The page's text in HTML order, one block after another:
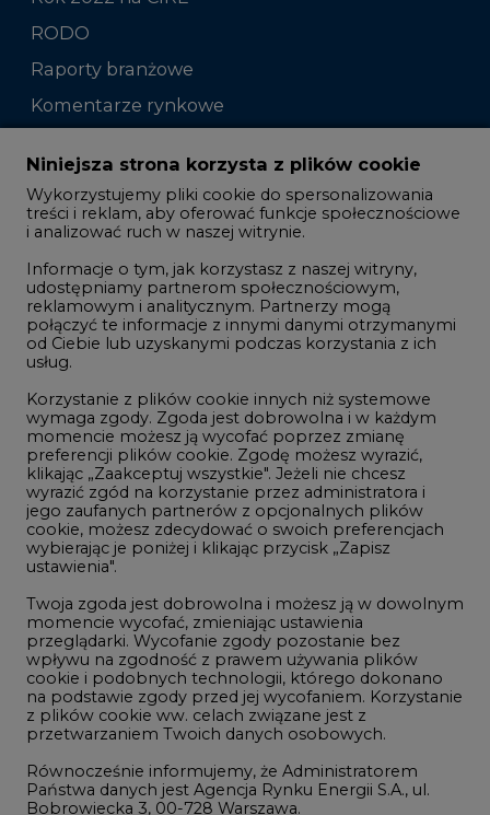
RODO
Raporty branżowe
Komentarze rynkowe
Zmiany kadrowe na rynku
Studio CIRE
Rozmowy o energetyce
Gospodarka
Geopolityka
LTE450
Innowacje i AI
Telekomunikacja i IT
Handel emisjami CO2
Wodór
Górnictwo
Atom
Fotowoltaika
Offshore wind
Zielone samorządy
Niniejsza strona korzysta z plików cookie
Wykorzystujemy pliki cookie do spersonalizowania
treści i reklam, aby oferować funkcje społecznościowe
i analizować ruch w naszej witrynie.
Informacje o tym, jak korzystasz z naszej witryny,
udostępniamy partnerom społecznościowym,
reklamowym i analitycznym. Partnerzy mogą
połączyć te informacje z innymi danymi otrzymanymi
od Ciebie lub uzyskanymi podczas korzystania z ich
usług.
Korzystanie z plików cookie innych niż systemowe
wymaga zgody. Zgoda jest dobrowolna i w każdym
momencie możesz ją wycofać poprzez zmianę
preferencji plików cookie. Zgodę możesz wyrazić,
klikając „Zaakceptuj wszystkie". Jeżeli nie chcesz
wyrazić zgód na korzystanie przez administratora i
jego zaufanych partnerów z opcjonalnych plików
cookie, możesz zdecydować o swoich preferencjach
wybierając je poniżej i klikając przycisk „Zapisz
ustawienia".
Twoja zgoda jest dobrowolna i możesz ją w dowolnym
momencie wycofać, zmieniając ustawienia
przeglądarki. Wycofanie zgody pozostanie bez
wpływu na zgodność z prawem używania plików
cookie i podobnych technologii, którego dokonano
na podstawie zgody przed jej wycofaniem. Korzystanie
z plików cookie ww. celach związane jest z
przetwarzaniem Twoich danych osobowych.
Równocześnie informujemy, że Administratorem
Państwa danych jest Agencja Rynku Energii S.A., ul.
Bobrowiecka 3, 00-728 Warszawa.